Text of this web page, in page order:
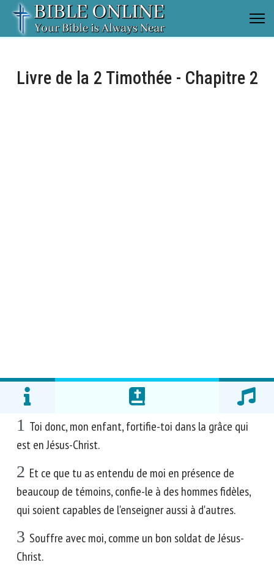
Livre de la 2 Timothée - Chapitre 2
1 Toi donc, mon enfant, fortifie-toi dans la grâce qui
est en Jésus-Christ.
2 Et ce que tu as entendu de moi en présence de
beaucoup de témoins, confie-le à des hommes fidèles,
qui soient capables de l'enseigner aussi à d'autres.
3 Souffre avec moi, comme un bon soldat de Jésus-
Christ.